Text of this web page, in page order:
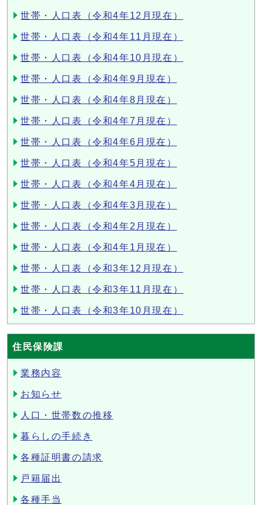
世帯・人口表（令和4年12月現在）
世帯・人口表（令和4年11月現在）
世帯・人口表（令和4年10月現在）
世帯・人口表（令和4年9月現在）
世帯・人口表（令和4年8月現在）
世帯・人口表（令和4年7月現在）
世帯・人口表（令和4年6月現在）
世帯・人口表（令和4年5月現在）
世帯・人口表（令和4年4月現在）
世帯・人口表（令和4年3月現在）
世帯・人口表（令和4年2月現在）
世帯・人口表（令和4年1月現在）
世帯・人口表（令和3年12月現在）
世帯・人口表（令和3年11月現在）
世帯・人口表（令和3年10月現在）
住民保険課
業務内容
お知らせ
人口・世帯数の推移
暮らしの手続き
各種証明書の請求
戸籍届出
各種手当